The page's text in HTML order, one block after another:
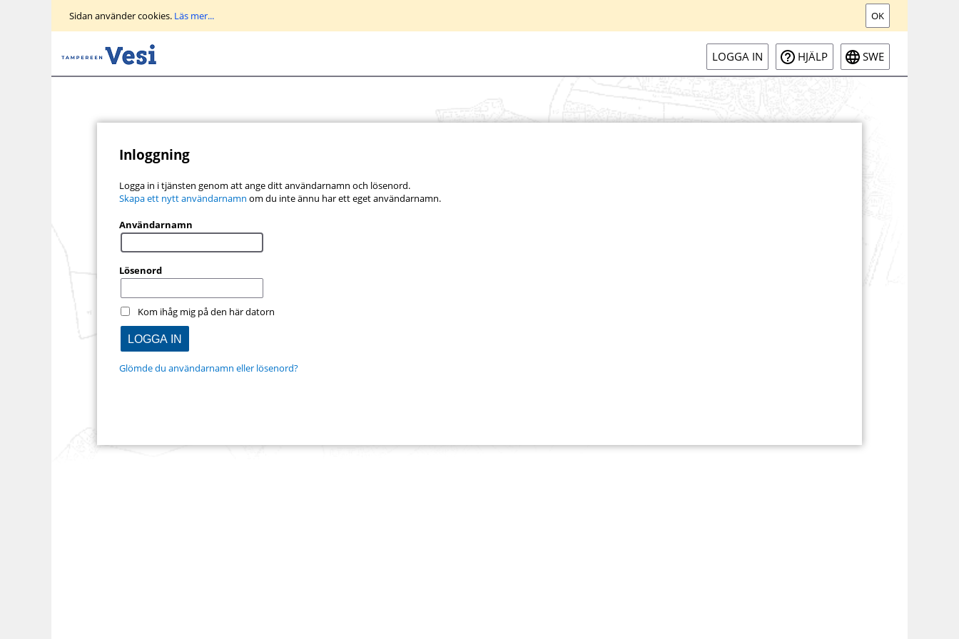
huvudvyn
Sidan använder cookies. Läs mer... OK
LOGGA IN HJÄLP SWE
Inloggning
Logga in i tjänsten genom att ange ditt användarnamn och lösenord.
Skapa ett nytt användarnamn om du inte ännu har ett eget användarnamn.
Användarnamn
Lösenord
Kom ihåg mig på den här datorn
Glömde du användarnamn eller lösenord?